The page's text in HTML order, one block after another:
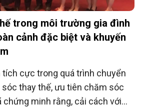
trong môi trường gia đình
cảnh đặc biệt và khuyến
cực trong quá trình chuyển
thay thế, ưu tiên chăm sóc
chứng minh rằng, cải cách với